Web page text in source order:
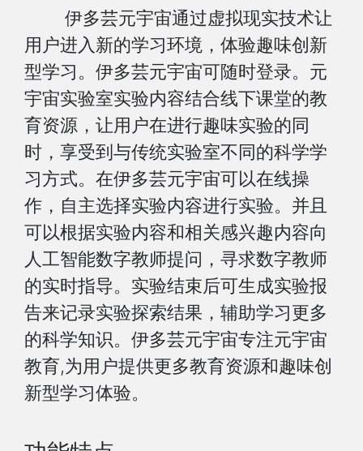
伊多芸元宇宙通过虚拟现实技术让
用户进入新的学习环境，体验趣味创新
型学习。伊多芸元宇宙可随时登录。元
宇宙实验室实验内容结合线下课堂的教
育资源，让用户在进行趣味实验的同
时，享受到与传统实验室不同的科学学
习方式。在伊多芸元宇宙可以在线操
作，自主选择实验内容进行实验。并且
可以根据实验内容和相关感兴趣内容向
人工智能数字教师提问，寻求数字教师
的实时指导。实验结束后可生成实验报
告来记录实验探索结果，辅助学习更多
的科学知识。伊多芸元宇宙专注元宇宙
教育,为用户提供更多教育资源和趣味创
新型学习体验。